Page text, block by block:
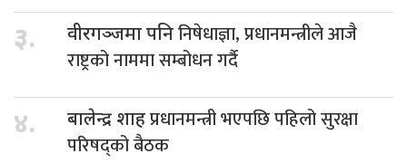
३. वीरगञ्जमा पनिनिषेधाज्ञा, प्रधानमन्त्रीले आजै
राष्ट्रको नाममा सम्बोधन गर्दै
४. बालेन्द्र शाहप्रधानमन्त्री भएपछि पहिलो सुरक्षा
परिषद्को बैठक